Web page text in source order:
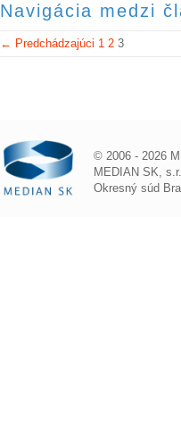
Navigácia medzi
← Predchádzajúci 1 2 3
© 2006 - 2026
MEDIAN SK,
Okresný súd